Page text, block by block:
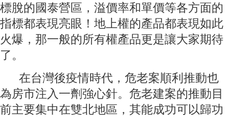
標脫的國泰營區，溢價率和單價等各方面的
指標都表現亮眼！地上權的產品都表現如此
火爆，那一般的所有權產品更是讓大家期待
了。
在台灣後疫情時代，危老案順利推動也
為房市注入一劑強心針。危老建案的推動目
前主要集中在雙北地區，其能成功可以歸功